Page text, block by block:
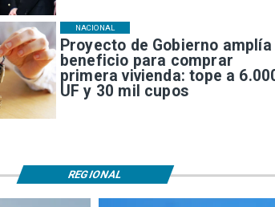
Proyecto de Gobierno amplía
beneficio para comprar
primera vivienda: tope a
UF y 30 mil cupos
NACIONAL
REGIONAL